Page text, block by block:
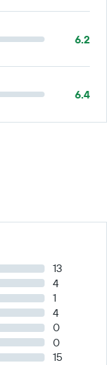
6.2
6.4
13
4
1
4
0
0
15